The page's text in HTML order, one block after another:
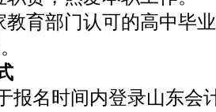
部门认可的高中毕业
名时间内登录山东会